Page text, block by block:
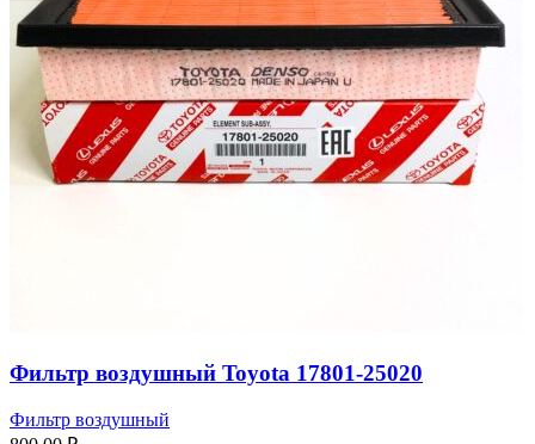
Фильтр воздушный Toyota 17801-25020
Фильтр воздушный